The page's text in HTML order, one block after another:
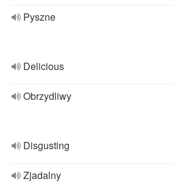
Pyszne
Delicious
Obrzydliwy
Disgusting
Zjadalny